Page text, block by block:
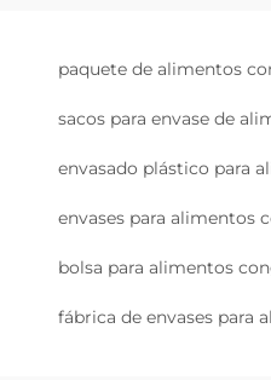
paquete de alimentos
sacos para envase de
envasado plástico para
envases para alimentos
bolsa para alimentos
fábrica de envases para